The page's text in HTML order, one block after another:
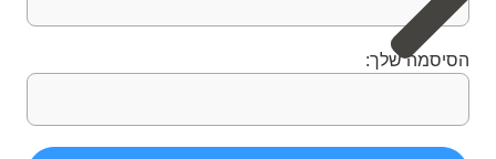
הסיסמה שלך: